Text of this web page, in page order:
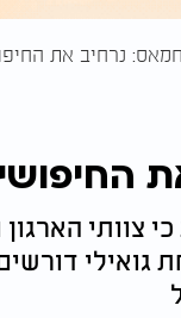
חמאס: נרחיב את
צוותי
גואילי